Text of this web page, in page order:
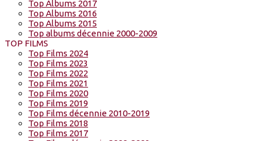
Top Albums 2017
Top Albums 2016
Top Albums 2015
Top albums décennie 2000-2009
TOP FILMS
Top Films 2024
Top Films 2023
Top Films 2022
Top Films 2021
Top Films 2020
Top Films 2019
Top Films décennie 2010-2019
Top Films 2018
Top Films 2017